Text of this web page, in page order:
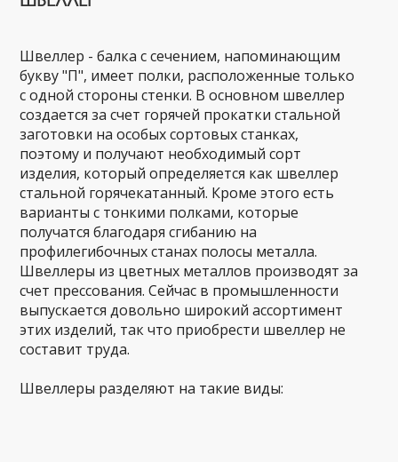
Швеллер - балка с сечением, напоминающим
букву "П", имеет полки, расположенные только
с одной стороны стенки. В основном швеллер
создается за счет горячей прокатки стальной
заготовки на особых сортовых станках,
поэтому и получают необходимый сорт
изделия, который определяется как швеллер
стальной горячекатанный. Кроме этого есть
варианты с тонкими полками, которые
получатся благодаря сгибанию на
профилегибочных станах полосы металла.
Швеллеры из цветных металлов производят за
счет прессования. Сейчас в промышленности
выпускается довольно широкий ассортимент
этих изделий, так что приобрести швеллер не
составит труда.
Швеллеры разделяют на такие виды: